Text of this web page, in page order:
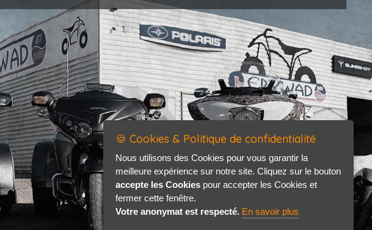
🍪 Cookies & Politique de confidentialité
Nous utilisons des Cookies pour vous garantir la
meilleure expérience sur notre site. Cliquez sur le bouton
accepte les Cookies pour accepter les Cookies et
fermer cette fenêtre.
Votre anonymat est respecté. En savoir plus